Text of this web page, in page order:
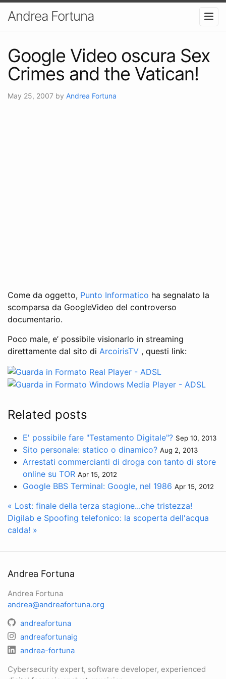
Andrea Fortuna
Google Video oscura Sex
Crimes and the Vatican!
May 25, 2007 by Andrea Fortuna
Come da oggetto, Punto Informatico ha segnalato la
scomparsa da GoogleVideo del controverso
documentario.
Poco male, e’ possibile visionarlo in streaming
direttamente dal sito di ArcoirisTV , questi link:
Related posts
E' possibile fare "Testamento Digitale"? Sep 10, 2013
Sito personale: statico o dinamico? Aug 2, 2013
Arrestati commercianti di droga con tanto di store
online su TOR Apr 15, 2012
Google BBS Terminal: Google, nel 1986 Apr 15, 2012
« Lost: finale della terza stagione...che tristezza!
Digilab e Spoofing telefonico: la scoperta dell'acqua
calda! »
Andrea Fortuna
Andrea Fortuna
andrea@andreafortuna.org
andreafortuna
andreafortunaig
andrea-fortuna
Cybersecurity expert, software developer, experienced